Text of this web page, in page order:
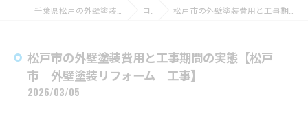
コラム 松戸市の外壁塗装費用と工事期間の実態【松戸市 外壁塗装リフォーム 工事】
松戸市の外壁塗装費用と工事期間の実態【松戸
市 外壁塗装リフォーム 工事】
2026/03/05